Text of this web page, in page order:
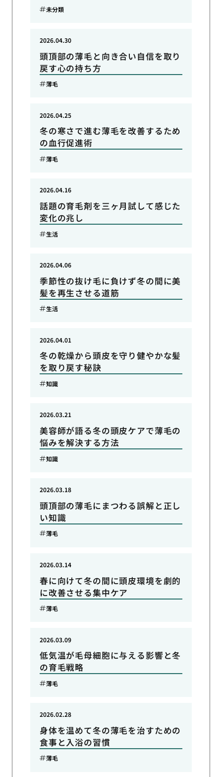
未分類
頭頂部の薄毛と向き合い自信を取り
戻す心の持ち方
2026.04.30
薄毛
冬の寒さで進む薄毛を改善するため
の血行促進術
2026.04.25
薄毛
話題の育毛剤を三ヶ月試して感じた
変化の兆し
2026.04.16
生活
季節性の抜け毛に負けず冬の間に美
髪を再生させる道筋
2026.04.06
生活
冬の乾燥から頭皮を守り健やかな髪
を取り戻す秘訣
2026.04.01
知識
美容師が語る冬の頭皮ケアで薄毛の
悩みを解決する方法
2026.03.21
知識
頭頂部の薄毛にまつわる誤解と正し
い知識
2026.03.18
薄毛
春に向けて冬の間に頭皮環境を劇的
に改善させる集中ケア
2026.03.14
薄毛
低気温が毛母細胞に与える影響と冬
の育毛戦略
2026.03.09
薄毛
身体を温めて冬の薄毛を治すための
食事と入浴の習慣
2026.02.28
薄毛